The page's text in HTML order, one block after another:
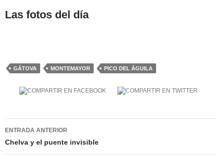
Las fotos del día
GÁTOVA MONTEMAYOR PICO DEL ÁGUILA
Navegación
de
ENTRADA ANTERIOR
Chelva y el puente invisible